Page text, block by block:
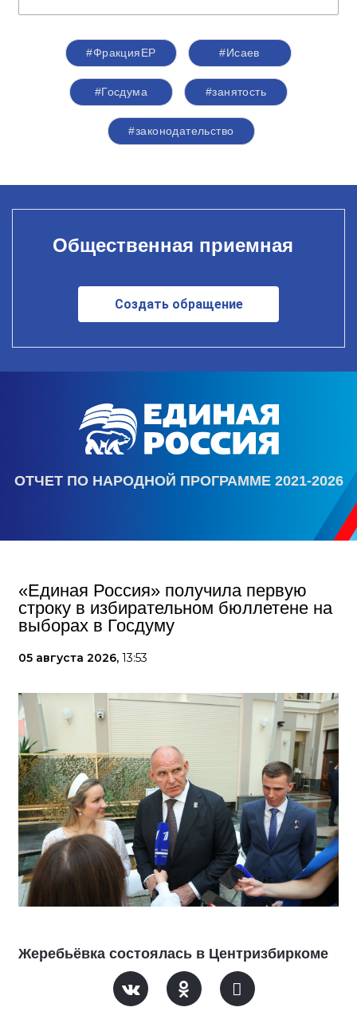
#ФракцияЕР #Исаев
#Госдума #занятость
#законодательство
Общественная приемная
Создать обращение
ОТЧЕТ ПО НАРОДНОЙ ПРОГРАММЕ 2021-2026
«Единая Россия» получила первую
строку в избирательном бюллетене на
выборах в Госдуму
05 августа 2026, 13:53
Жеребьёвка состоялась в Центризбиркоме